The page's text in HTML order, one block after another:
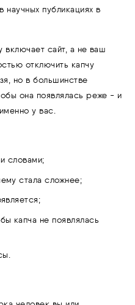
научных публикациях в
включает сайт, а не ваш
отключить капчу
но в большинстве
она появлялась реже - и
у вас.
словами;
стала сложнее;
капча не появлялась